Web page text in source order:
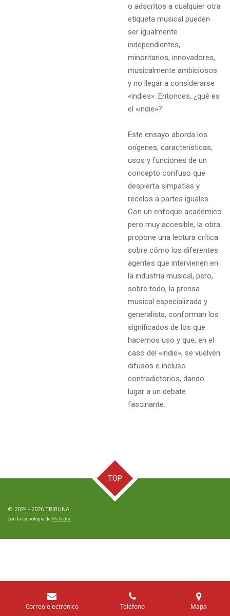
o adscritos a cualquier otra
etiqueta musical pueden
ser igualmente
independientes,
minoritarios, innovadores,
musicalmente ambiciosos
y no llegar a considerarse
«indies». Entonces, ¿qué es
el «indie»?
Este ensayo aborda los
orígenes, características,
usos y funciones de un
concepto confuso que
despierta simpatías y
recelos a partes iguales.
Con un enfoque académico
pero muy accesible, la obra
propone una lectura crítica
sobre cómo los diferentes
agentes que intervienen en
la industria musical, pero,
sobre todo, la prensa
musical especializada y
generalista, conforman los
significados de los que
hacemos uso y que, en el
caso del «indie», se vuelven
difusos e incluso
contradictorios, dando
lugar a un debate
fascinante.
TOP
© 2024 - 2026 TRIBUNA
Con la tecnología de Webador
Correo electrónico Teléfono Mapa